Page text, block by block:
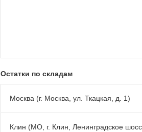
Остатки по складам
Москва (г. Москва, ул. Ткацкая, д. 1)
Клин (МО, г. Клин, Ленинградское